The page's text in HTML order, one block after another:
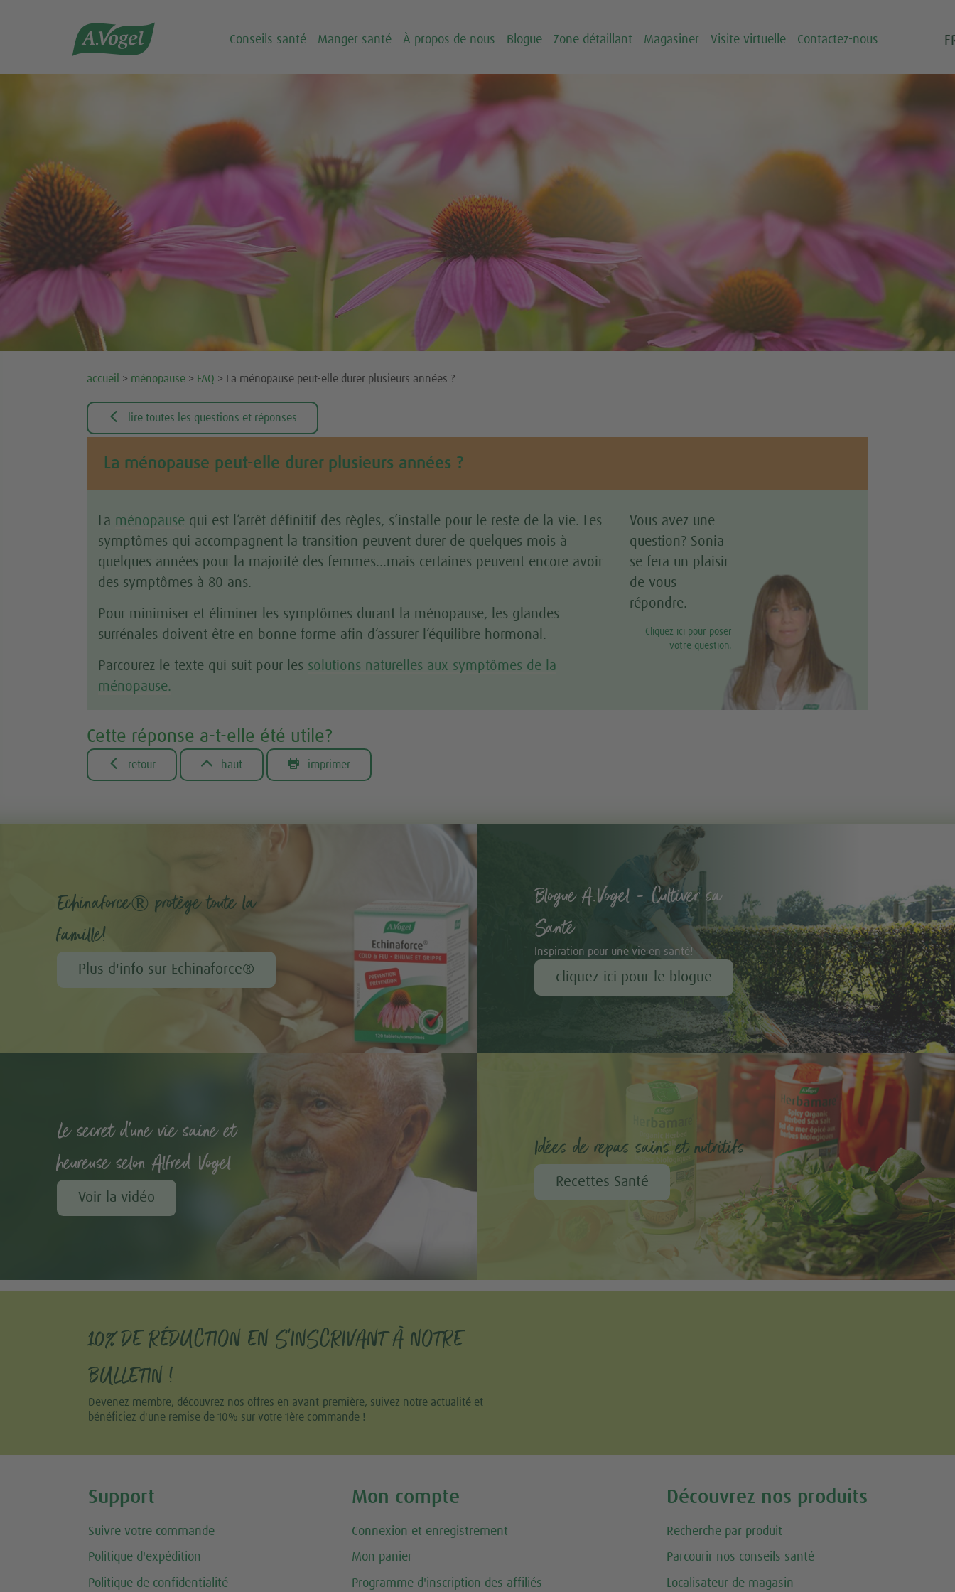
 Conseils santé Manger santé À propos de nous Blogue Zone détaillant Magasiner Visite virtuelle Contactez-nous
accueil > ménopause > FAQ > La ménopause peut-elle durer plusieurs années ?
 lire toutes les questions et réponses
La ménopause peut-elle durer plusieurs années ?
La ménopause qui est l’arrêt définitif des règles, s’installe pour le reste de la vie. Les
symptômes qui accompagnent la transition peuvent durer de quelques mois à
quelques années pour la majorité des femmes…mais certaines peuvent encore avoir
des symptômes à 80 ans.
Pour minimiser et éliminer les symptômes durant la ménopause, les glandes
surrénales doivent être en bonne forme afin d’assurer l’équilibre hormonal.
Parcourez le texte qui suit pour les solutions naturelles aux symptômes de la
ménopause.
Vous avez une
question? Sonia
se fera un plaisir
de vous
répondre.
Cliquez ici pour poser
votre question.
Cette réponse a-t-elle été utile?
 retour  haut  imprimer
Echinaforce® protège toute la
famille!
Plus d'info sur Echinaforce®
Blogue A.Vogel - Cultiver sa
Santé
Inspiration pour une vie en santé!
cliquez ici pour le blogue
Le secret d'une vie saine et
heureuse selon Alfred Vogel
Voir la vidéo
Idées de repas sains et nutritifs
Recettes Santé
10% DE RÉDUCTION EN S'INSCRIVANT À NOTRE
BULLETIN !
Devenez membre, découvrez nos offres en avant-première, suivez notre actualité et
bénéficiez d'une remise de 10% sur votre 1ère commande !
Support
Suivre votre commande
Politique d'expédition
Politique de confidentialité
Mon compte
Connexion et enregistrement
Mon panier
Programme d'inscription des affiliés
Découvrez nos produits
Recherche par produit
Parcourir nos conseils santé
Localisateur de magasin